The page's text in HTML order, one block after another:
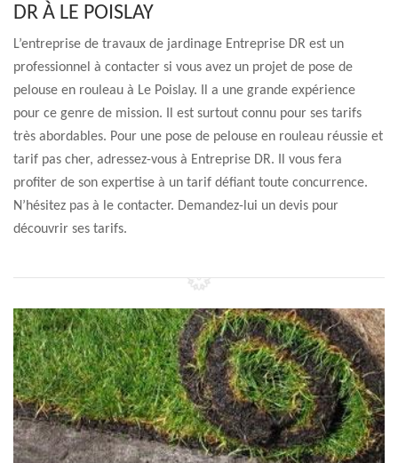
DR À LE POISLAY
L’entreprise de travaux de jardinage Entreprise DR est un
professionnel à contacter si vous avez un projet de pose de
pelouse en rouleau à Le Poislay. Il a une grande expérience
pour ce genre de mission. Il est surtout connu pour ses tarifs
très abordables. Pour une pose de pelouse en rouleau réussie et
tarif pas cher, adressez-vous à Entreprise DR. Il vous fera
profiter de son expertise à un tarif défiant toute concurrence.
N’hésitez pas à le contacter. Demandez-lui un devis pour
découvrir ses tarifs.